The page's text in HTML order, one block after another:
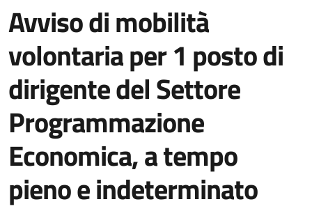
Avviso di mobilità
volontaria per 1 posto di
dirigente del Settore
Programmazione
Economica, a tempo
pieno e indeterminato